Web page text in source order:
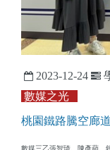
2023-12-24
數媒之光
桃園鐵路騰空廊
數媒三乙張智琦、陳彥蘋、